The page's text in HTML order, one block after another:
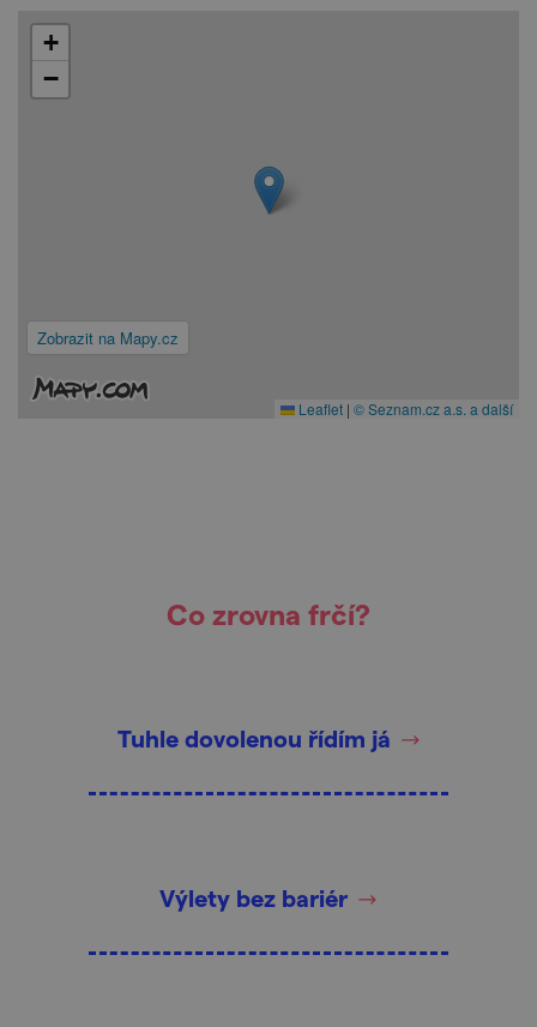
Zobrazit na Mapy.cz
+
−
Leaflet | © Seznam.cz a.s. a další
Co zrovna frčí?
Tuhle dovolenou řídím já
Výlety bez bariér